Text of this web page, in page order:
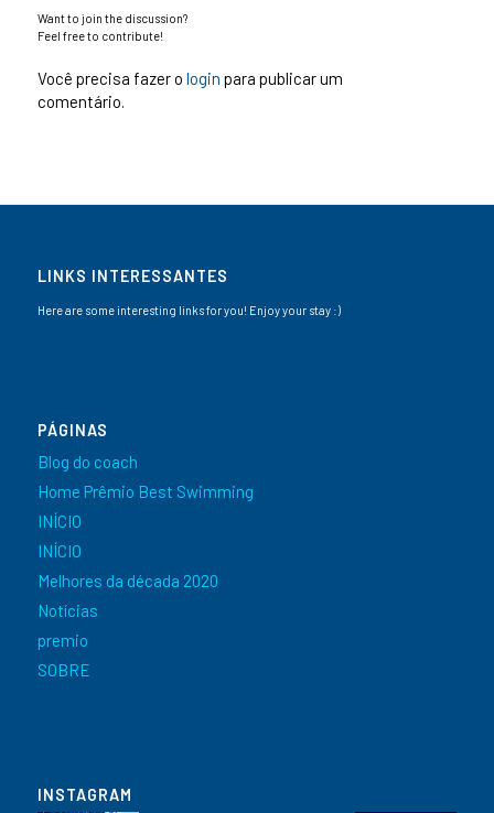
Want to join the discussion?
Feel free to contribute!
Você precisa fazer o login para publicar um
comentário.
LINKS INTERESSANTES
Here are some interesting links for you! Enjoy your stay :)
PÁGINAS
Blog do coach
Home Prêmio Best Swimming
INÍCIO
INÍCIO
Melhores da década 2020
Notícias
premio
SOBRE
INSTAGRAM